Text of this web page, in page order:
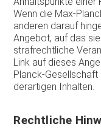
Wenn die Max-
anderen darauf
Angebot, auf das
strafrechtliche
Link auf dieses
Planck-
derartigen Inhalten.
Rechtliche